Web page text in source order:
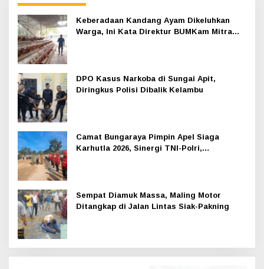
Keberadaan Kandang Ayam Dikeluhkan
Warga, Ini Kata Direktur BUMKam Mitra
DPO Kasus Narkoba di Sungai Apit,
Diringkus Polisi Dibalik Kelambu
Camat Bungaraya Pimpin Apel Siaga
Karhutla 2026, Sinergi TNI-Polri,
Sempat Diamuk Massa, Maling Motor
Ditangkap di Jalan Lintas Siak-Pakning